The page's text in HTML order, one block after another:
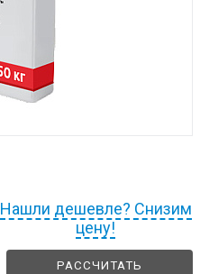
Нашли дешевле? Снизим
цену!
РАССЧИТАТЬ